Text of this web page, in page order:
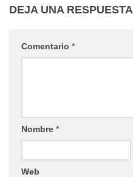
DEJA UNA RESPUESTA
Comentario *
Nombre *
Web